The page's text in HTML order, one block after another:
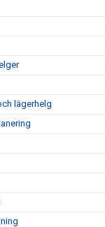
lägerhelg